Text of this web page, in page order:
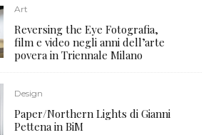
Art
Reversing the Eye Fotografia,
film e video negli anni dell’arte
povera in Triennale Milano
Design
Paper/Northern Lights di Gianni
Pettena in BiM